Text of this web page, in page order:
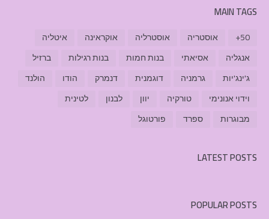
MAIN TAGS
50+ אוסטריה אוסטרליה אוקראינה
איטליה
אנגליה
אסיאתי בנות חמות בנות רגילות
ברזיל
ג'ינג'יות
גרמניה דוגמנית דנמרק הודו
הולנד
וידוי אנונימי
טורקיה יוון לבנון
לטינית
מבוגרות
ספרד פורטוגל
LATEST POSTS
POPULAR POSTS